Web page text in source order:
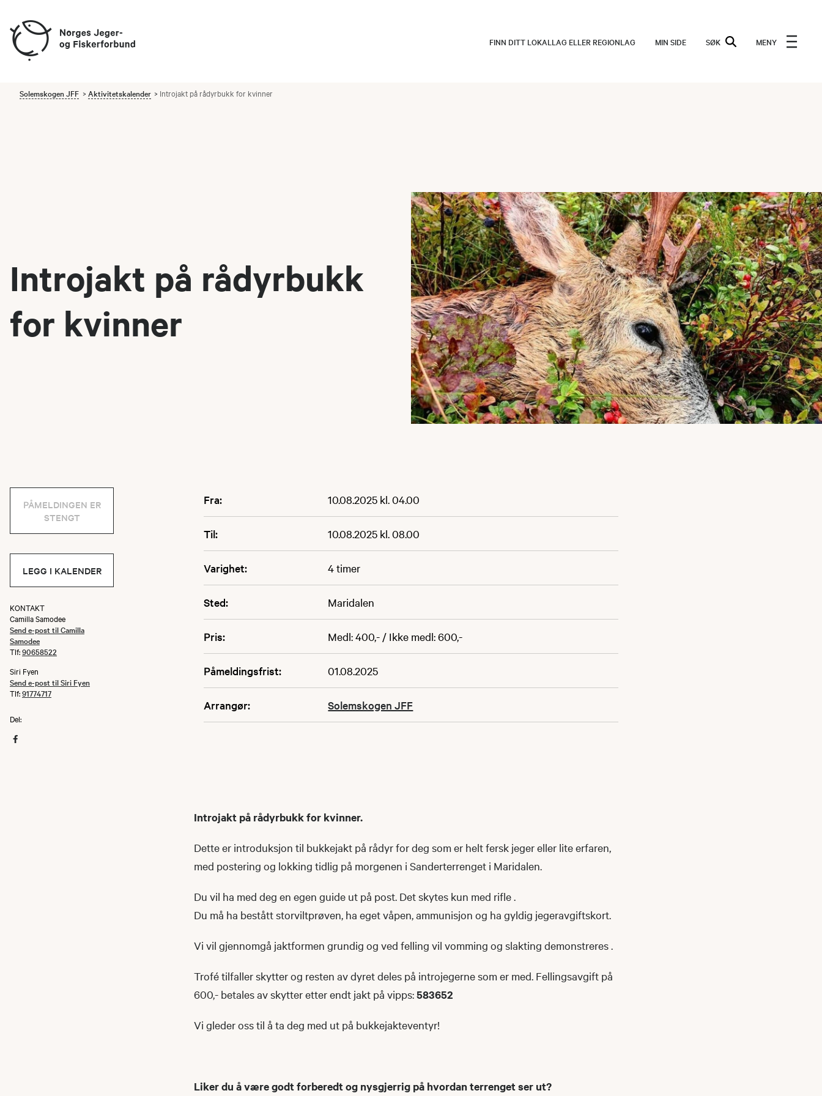
FINN DITT LOKALLAG ELLER REGIONLAG MIN SIDE SØK MENY
Solemskogen JFF Aktivitetskalender Introjakt på rådyrbukk for kvinner
Introjakt på rådyrbukk
for kvinner
Fra: 10.08.2025 kl. 04.00
Til: 10.08.2025 kl. 08.00
Varighet: 4 timer
Sted: Maridalen
Pris: Medl: 400,- / Ikke medl: 600,-
Påmeldingsfrist: 01.08.2025
Arrangør: Solemskogen JFF
PÅMELDINGEN ER
STENGT
LEGG I KALENDER
KONTAKT
Camilla Samodee
Send e-post til Camilla
Samodee
Tlf:90658522
Siri Fyen
Send e-post til Siri Fyen
Tlf:91774717
Del:
Introjakt på rådyrbukk for kvinner.
Dette er introduksjon til bukkejakt på rådyr for deg som er helt fersk jeger eller lite erfaren,
med postering og lokking tidlig på morgenen i Sanderterrenget i Maridalen.
Du vil ha med deg en egen guide ut på post. Det skytes kun med rifle .
Du må ha bestått storviltprøven, ha eget våpen, ammunisjon og ha gyldig jegeravgiftskort.
Vi vil gjennomgå jaktformen grundig og ved felling vil vomming og slakting demonstreres .
Trofé tilfaller skytter og resten av dyret deles på introjegerne som er med. Fellingsavgift på
600,- betales av skytter etter endt jakt på vipps:583652
Vi gleder oss til å ta deg med ut på bukkejakteventyr!
Liker du å være godt forberedt og nysgjerrig på hvordan terrenget ser ut?